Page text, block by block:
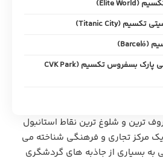
10. هتل سی وی کی پارک بسفروس تکسیم (CVK Park
ترین و شلوغ ‌ترین نقاط استانبول
مرکز تجاری و فرهنگی شناخته می‌
به بسیاری از جاذبه‌ های گردشگری